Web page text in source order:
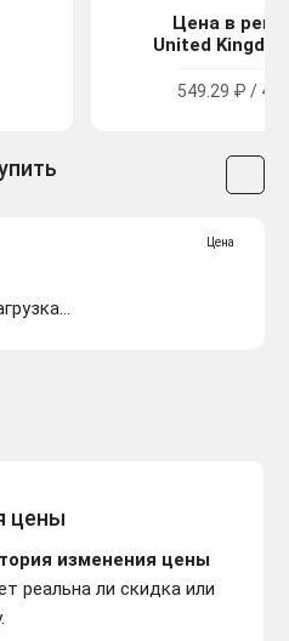
Цена в
United
549.29 ₽ /
Цена
цены
изменения цены
реальна ли скидка или